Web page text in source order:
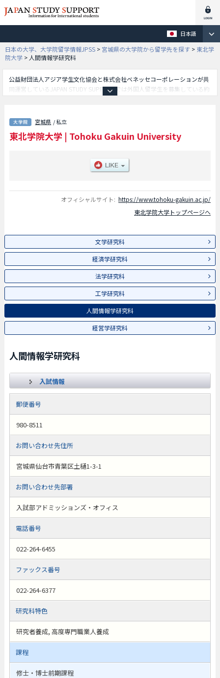
日本語
日本の大学、大学院留学情報JPSS > 宮城県の大学院から留学先を探す > 東北学
院大学 > 人間情報学研究科
公益財団法人アジア学生文化協会と株式会社ベネッセコーポレーションが共
同運営しているJAPAN STUDY SUPPORTでは外国人留学生を募集している約
済学研究科や法学研究科や工学研究科や人間情報学研究科や経営学研究科
等、研究科別情報や、募集定員や合格者数など入試情報、施設案内、アクセ
スなど外国人留学生に必要な情報を掲載しているので是非ご利用ください。
宮城県 / 私立
東北学院大学 | Tohoku Gakuin University
オフィシャルサイト: https://www.tohoku-gakuin.ac.jp/
東北学院大学トップページへ
文学研究科
経済学研究科
法学研究科
工学研究科
人間情報学研究科
経営学研究科
人間情報学研究科
入試情報
郵便番号
980-8511
お問い合わせ先住所
宮城県仙台市青葉区土樋1-3-1
お問い合わせ先部署
入試部アドミッションズ・オフィス
電話番号
022-264-6455
ファックス番号
022-264-6377
研究科特色
研究者養成, 高度専門職業人養成
課程
修士・博士前期課程